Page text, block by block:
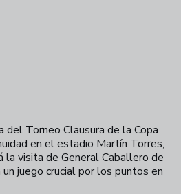
del Torneo Clausura de la Copa
en el estadio Martín Torres,
la visita de General Caballero de
juego crucial por los puntos en